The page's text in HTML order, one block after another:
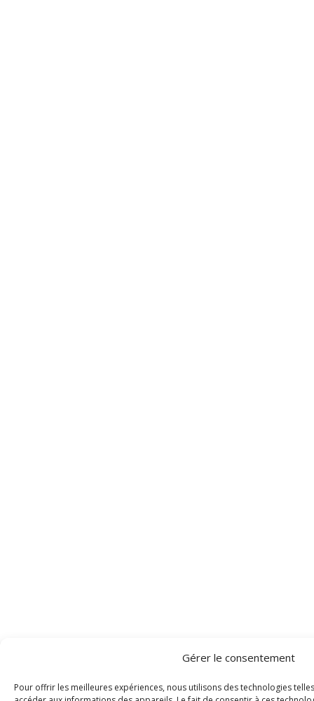
Gérer le consentement
Pour offrir les meilleures expériences, nous utilisons des technologies